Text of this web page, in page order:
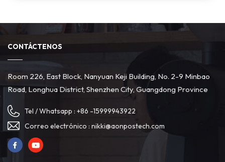
CONTÁCTENOS
Room 226, East Block, Nanyuan Keji Building, No. 2-9 Minbao
Road, Longhua District, Shenzhen City, Guangdong Province
Tel / Whatsapp : +86 -15999943922
Correo electrónico : nikki@aonpostech.com